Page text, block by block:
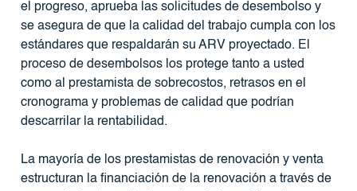
el progreso, aprueba las solicitudes de desembolso y
se asegura de que la calidad del trabajo cumpla con los
estándares que respaldarán su ARV proyectado. El
proceso de desembolsos los protege tanto a usted
como al prestamista de sobrecostos, retrasos en el
cronograma y problemas de calidad que podrían
descarrilar la rentabilidad.
La mayoría de los prestamistas de renovación y venta
estructuran la financiación de la renovación a través de